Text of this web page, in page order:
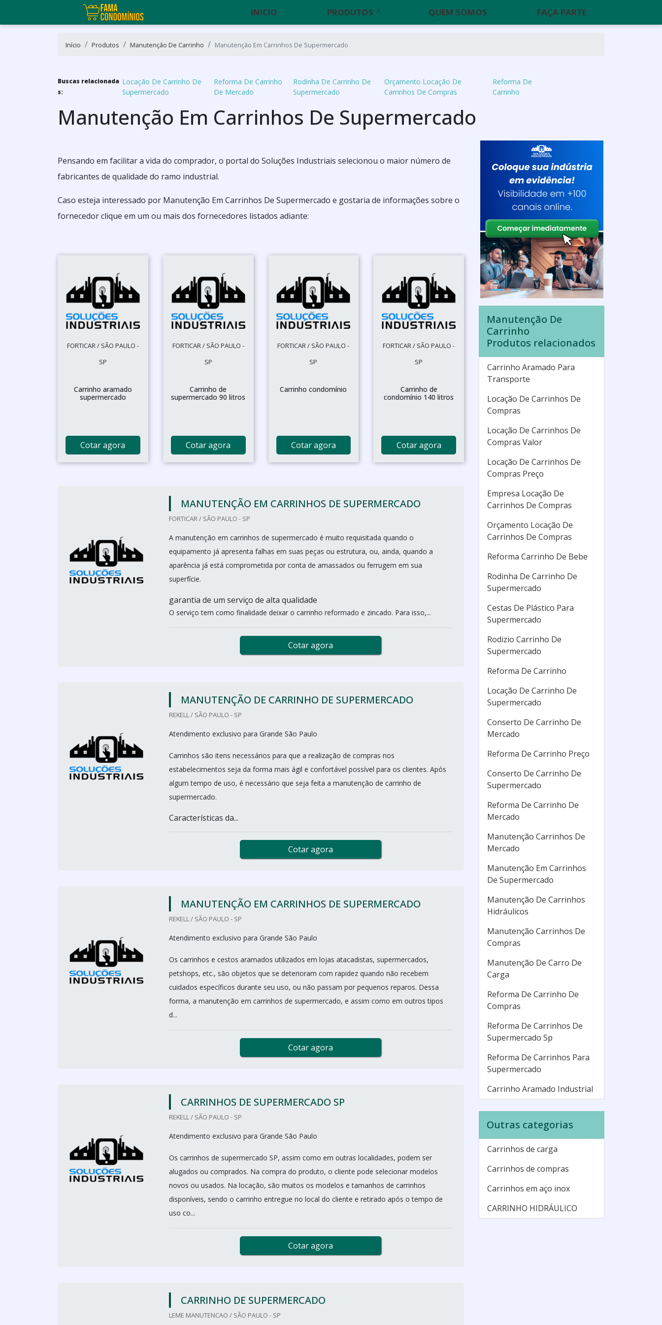
INICIO PRODUTOS QUEM SOMOS FAÇA PARTE
Início Produtos Manutenção De Carrinho Manutenção Em Carrinhos De Supermercado
Buscas relacionada
s:
Locação De Carrinho De
Supermercado
Reforma De Carrinho
De Mercado
Rodinha De Carrinho De
Supermercado
Orçamento Locação De
Carrinhos De Compras
Reforma De
Carrinho
Manutenção Em Carrinhos De Supermercado
Pensando em facilitar a vida do comprador, o portal do Soluções Industriais selecionou o maior número de
fabricantes de qualidade do ramo industrial.
Caso esteja interessado por Manutenção Em Carrinhos De Supermercado e gostaria de informações sobre o
fornecedor clique em um ou mais dos fornecedores listados adiante:
FORTICAR / SÃO PAULO -
SP
Carrinho aramado
supermercado
Cotar agora
FORTICAR / SÃO PAULO -
SP
Carrinho de
supermercado 90 litros
Cotar agora
FORTICAR / SÃO PAULO -
SP
Carrinho condomínio
Cotar agora
FORTICAR / SÃO PAULO -
SP
Carrinho de
condomínio 140 litros
Cotar agora
MANUTENÇÃO EM CARRINHOS DE SUPERMERCADO
FORTICAR / SÃO PAULO - SP
A manutenção em carrinhos de supermercado é muito requisitada quando o
equipamento já apresenta falhas em suas peças ou estrutura, ou, ainda, quando a
aparência já está comprometida por conta de amassados ou ferrugem em sua
superfície.
garantia de um serviço de alta qualidade
O serviço tem como finalidade deixar o carrinho reformado e zincado. Para isso,...
Cotar agora
MANUTENÇÃO DE CARRINHO DE SUPERMERCADO
REKELL / SÃO PAULO - SP
Atendimento exclusivo para Grande São Paulo
Carrinhos são itens necessários para que a realização de compras nos
estabelecimentos seja da forma mais ágil e confortável possível para os clientes. Após
algum tempo de uso, é necessário que seja feita a manutenção de carrinho de
supermercado.
Características da...
Cotar agora
MANUTENÇÃO EM CARRINHOS DE SUPERMERCADO
REKELL / SÃO PAULO - SP
Atendimento exclusivo para Grande São Paulo
Os carrinhos e cestos aramados utilizados em lojas atacadistas, supermercados,
petshops, etc., são objetos que se deterioram com rapidez quando não recebem
cuidados específicos durante seu uso, ou não passam por pequenos reparos. Dessa
forma, a manutenção em carrinhos de supermercado, e assim como em outros tipos
d...
Cotar agora
CARRINHOS DE SUPERMERCADO SP
REKELL / SÃO PAULO - SP
Atendimento exclusivo para Grande São Paulo
Os carrinhos de supermercado SP, assim como em outras localidades, podem ser
alugados ou comprados. Na compra do produto, o cliente pode selecionar modelos
novos ou usados. Na locação, são muitos os modelos e tamanhos de carrinhos
disponíveis, sendo o carrinho entregue no local do cliente e retirado após o tempo de
uso co...
Cotar agora
CARRINHO DE SUPERMERCADO
LEME MANUTENCAO / SÃO PAULO - SP
Manutenção De
Carrinho
Produtos relacionados
Carrinho Aramado Para
Transporte
Locação De Carrinhos De
Compras
Locação De Carrinhos De
Compras Valor
Locação De Carrinhos De
Compras Preço
Empresa Locação De
Carrinhos De Compras
Orçamento Locação De
Carrinhos De Compras
Reforma Carrinho De Bebe
Rodinha De Carrinho De
Supermercado
Cestas De Plástico Para
Supermercado
Rodizio Carrinho De
Supermercado
Reforma De Carrinho
Locação De Carrinho De
Supermercado
Conserto De Carrinho De
Mercado
Reforma De Carrinho Preço
Conserto De Carrinho De
Supermercado
Reforma De Carrinho De
Mercado
Manutenção Carrinhos De
Mercado
Manutenção Em Carrinhos
De Supermercado
Manutenção De Carrinhos
Hidráulicos
Manutenção Carrinhos De
Compras
Manutenção De Carro De
Carga
Reforma De Carrinho De
Compras
Reforma De Carrinhos De
Supermercado Sp
Reforma De Carrinhos Para
Supermercado
Carrinho Aramado Industrial
Outras categorias
Carrinhos de carga
Carrinhos de compras
Carrinhos em aço inox
CARRINHO HIDRÁULICO